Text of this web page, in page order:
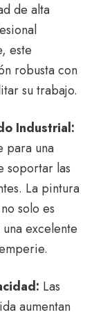
de alta
este
robusta con
su trabajo.
Industrial:
para una
soportar las
La pintura
solo es
excelente
Las
aumentan